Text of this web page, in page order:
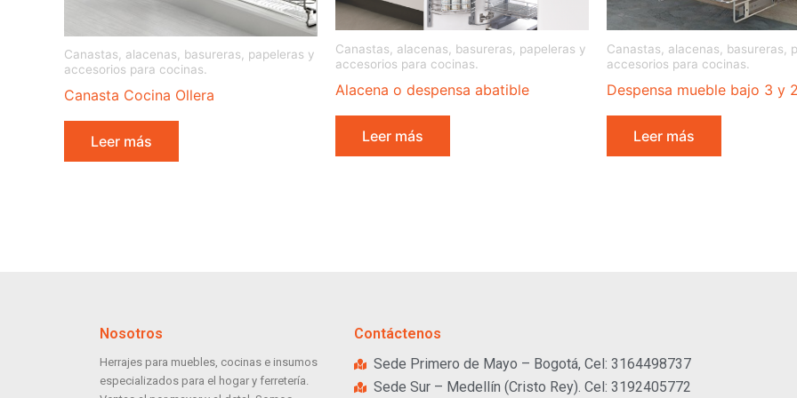
Canastas, alacenas, basureras, papeleras y
accesorios para cocinas.
Canasta Cocina Ollera
Leer más
Canastas, alacenas, basureras, papeleras y
accesorios para cocinas.
Alacena o despensa abatible
Leer más
Canastas, alacenas, basureras,
accesorios para cocinas.
Despensa mueble bajo 3 y
Leer más
Nosotros
Herrajes para muebles, cocinas e insumos
especializados para el hogar y ferretería.
Contáctenos
Sede Primero de Mayo – Bogotá, Cel: 3164498737
Sede Sur – Medellín (Cristo Rey). Cel: 3192405772